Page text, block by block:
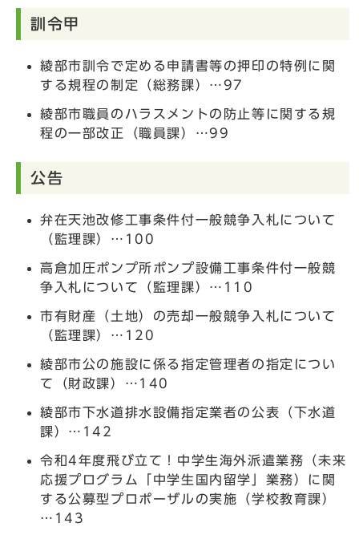
訓令甲
綾部市訓令で定める申請書等の押印の特例に関
する規程の制定（総務課）…97
綾部市職員のハラスメントの防止等に関する規
程の一部改正（職員課）…99
公告
弁在天池改修工事条件付一般競争入札について
（監理課）…100
高倉加圧ポンプ所ポンプ設備工事条件付一般競
争入札について（監理課）…110
市有財産（土地）の売却一般競争入札について
（監理課）…120
綾部市公の施設に係る指定管理者の指定につい
て（財政課）…140
綾部市下水道排水設備指定業者の公表（下水道
課）…142
令和4年度飛び立て！中学生海外派遣業務（未来
応援プログラム「中学生国内留学」業務）に関
する公募型プロポーザルの実施（学校教育課）
…143